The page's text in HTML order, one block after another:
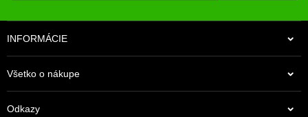
INFORMÁCIE
Všetko o nákupe
Odkazy